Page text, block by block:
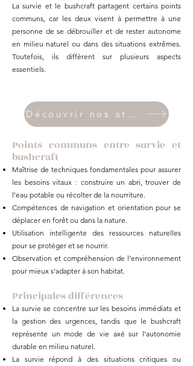
La survie et le bushcraft partagent certains points
communs, car les deux visent à permettre à une
personne de se débrouiller et de rester autonome
en milieu naturel ou dans des situations extrêmes.
Toutefois, ils diffèrent sur plusieurs aspects
essentiels.
Points communs entre survie et
bushcraft
Maîtrise de techniques fondamentales pour assurer
les besoins vitaux : construire un abri, trouver de
l’eau potable ou récolter de la nourriture.
Compétences de navigation et orientation pour se
déplacer en forêt ou dans la nature.
Utilisation intelligente des ressources naturelles
pour se protéger et se nourrir.
Observation et compréhension de l’environnement
pour mieux s’adapter à son habitat.
Principales différences
La survie se concentre sur les besoins immédiats et
la gestion des urgences, tandis que le bushcraft
représente un mode de vie axé sur l’autonomie
durable en milieu naturel.
La survie répond à des situations critiques ou
Découvrir nos ateliers Survie